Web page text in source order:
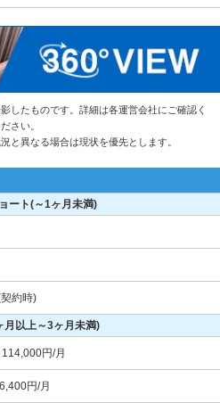
したものです。詳細は各運営会社にご確認く
ださい。
と異なる場合は現状を優先とします。
ート(～1ヶ月未満)
約時)
月以上～3ヶ月未満)
円/月
円/月